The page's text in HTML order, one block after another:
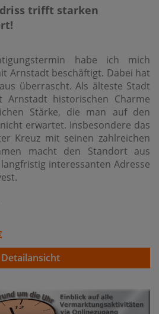
trifft starken
habe ich mich
Arnstadt beschäftigt. Dabei hat
überrascht. Als älteste Stadt
Arnstadt historischen Charme
Stärke, die man auf den
erwartet. Insbesondere das
Kreuz mit seinen zahlreichen
macht den Standort aus
interessanten Adresse
Detailansicht